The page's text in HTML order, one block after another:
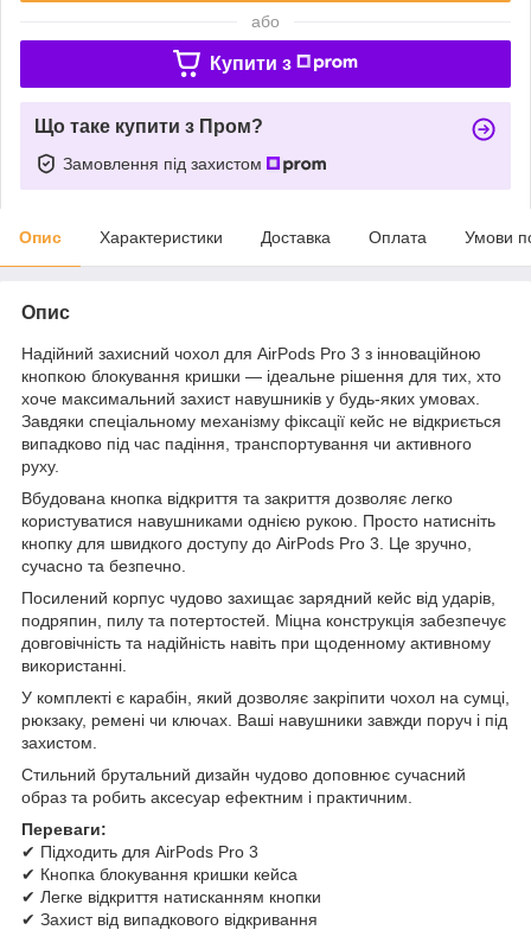
або
Купити з
Що таке купити з Пром?
Замовлення під захистом
Опис Характеристики Доставка Оплата Умови
Опис
Надійний захисний чохол для AirPods Pro 3 з інноваційною
кнопкою блокування кришки — ідеальне рішення для тих, хто
хоче максимальний захист навушників у будь-яких умовах.
Завдяки спеціальному механізму фіксації кейс не відкриється
випадково під час падіння, транспортування чи активного
руху.
Вбудована кнопка відкриття та закриття дозволяє легко
користуватися навушниками однією рукою. Просто натисніть
кнопку для швидкого доступу до AirPods Pro 3. Це зручно,
сучасно та безпечно.
Посилений корпус чудово захищає зарядний кейс від ударів,
подряпин, пилу та потертостей. Міцна конструкція забезпечує
довговічність та надійність навіть при щоденному активному
використанні.
У комплекті є карабін, який дозволяє закріпити чохол на сумці,
рюкзаку, ремені чи ключах. Ваші навушники завжди поруч і під
захистом.
Стильний брутальний дизайн чудово доповнює сучасний
образ та робить аксесуар ефектним і практичним.
Переваги:
✔ Підходить для AirPods Pro 3
✔ Кнопка блокування кришки кейса
✔ Легке відкриття натисканням кнопки
✔ Захист від випадкового відкривання